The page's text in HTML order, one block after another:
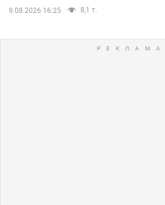
9.08.2026 16:25 8,1 т.